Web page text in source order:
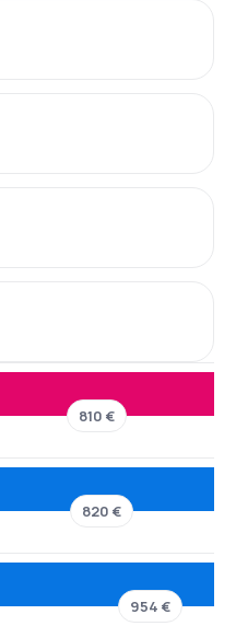
810 €
820 €
954 €